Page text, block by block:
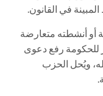
في القانون.
أو أنشطته متعارضة
للحكومة رفع دعوى
ويُحل الحزب